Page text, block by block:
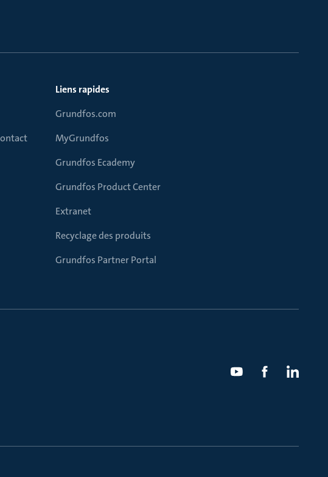
Liens rapides
Grundfos.com
MyGrundfos
Grundfos Ecademy
Grundfos Product Center
Extranet
Recyclage des produits
Grundfos Partner Portal